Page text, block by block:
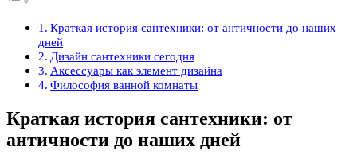
Краткая история сантехники: от античности до наших
дней
Дизайн сантехники сегодня
Аксессуары как элемент дизайна
Философия ванной комнаты
Краткая история сантехники: от
античности до наших дней